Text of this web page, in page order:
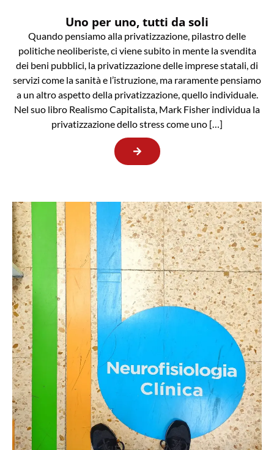
Uno per uno, tutti da soli
Quando pensiamo alla privatizzazione, pilastro delle
politiche neoliberiste, ci viene subito in mente la svendita
dei beni pubblici, la privatizzazione delle imprese statali, di
servizi come la sanità e l’istruzione, ma raramente pensiamo
a un altro aspetto della privatizzazione, quello individuale.
Nel suo libro Realismo Capitalista, Mark Fisher individua la
privatizzazione dello stress come uno […]